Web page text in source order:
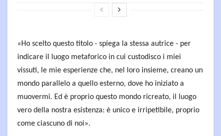
«Ho scelto questo titolo - spiega la stessa autrice - per
indicare il luogo metaforico in cui custodisco i miei
vissuti, le mie esperienze che, nel loro insieme, creano un
mondo parallelo a quello esterno, dove ho iniziato a
muovermi. Ed è proprio questo mondo ricreato, il luogo
vero della nostra esistenza: è unico e irripetibile, proprio
come ciascuno di noi».